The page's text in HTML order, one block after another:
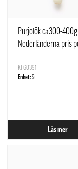
Purjolök ca300-400g
Nederländerna pris
KFG0391
Enhet:St
Läs mer